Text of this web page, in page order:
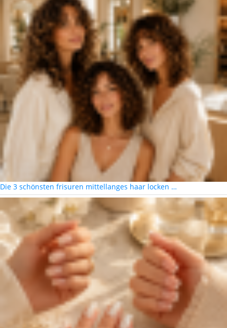
Die 3 schönsten frisuren mittellanges haar locken …